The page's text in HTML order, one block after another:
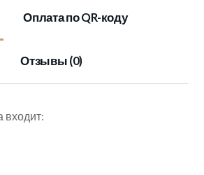
Оплата по QR-коду
Отзывы (0)
входит: